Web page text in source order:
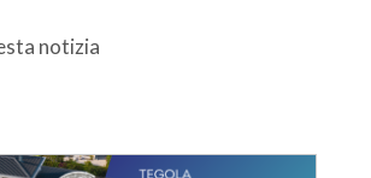
notizia